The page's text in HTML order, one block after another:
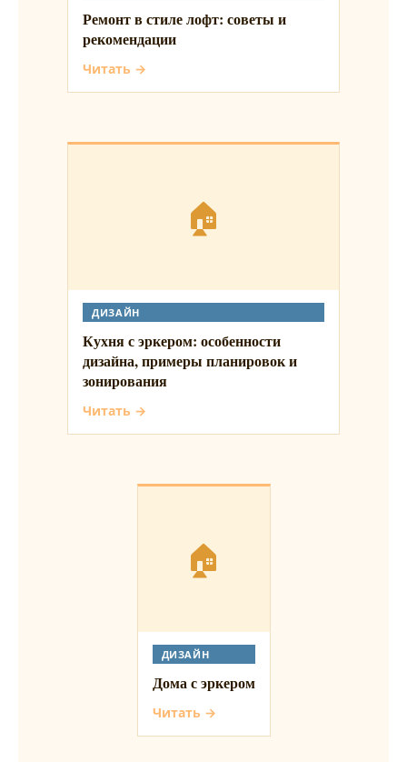
Ремонт в стиле лофт: советы и
рекомендации
Читать →
🏠
ДИЗАЙН
Кухня с эркером: особенности
дизайна, примеры планировок и
зонирования
Читать →
🏠
ДИЗАЙН
Дома с эркером
Читать →